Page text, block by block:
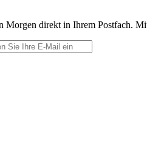
Morgen direkt in Ihrem Postfach.